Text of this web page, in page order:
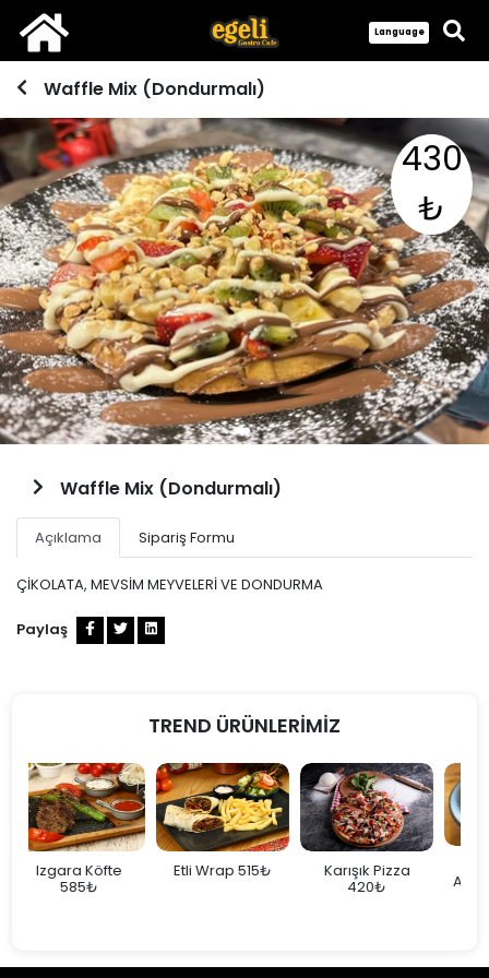
Language
Waffle Mix (Dondurmalı)
430
₺
Waffle Mix (Dondurmalı)
Açıklama Sipariş Formu
ÇİKOLATA, MEVSİM MEYVELERİ VE DONDURMA
Paylaş
TREND ÜRÜNLERİMİZ
Etli Wrap 515₺ Karışık Pizza Fettuccine
Alfredo Etli 565₺